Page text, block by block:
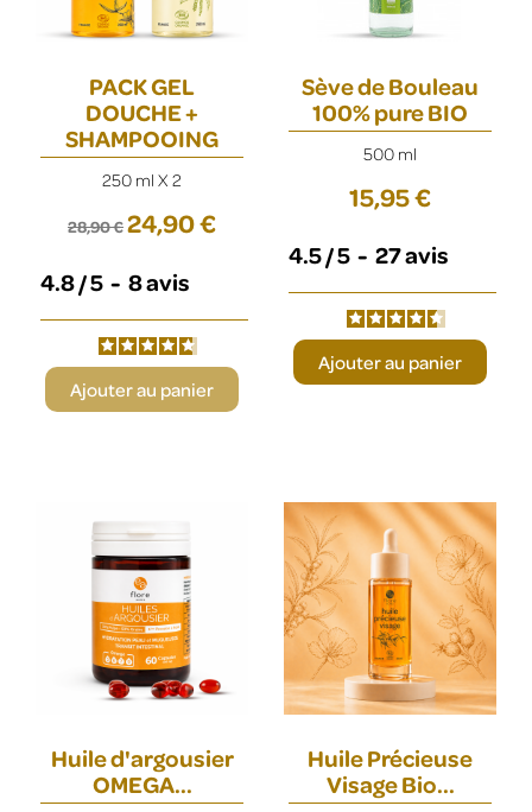
PACK GEL
DOUCHE +
SHAMPOOING
250 ml X 2
28,90 €24,90 €
4.8/5 - 8avis
Ajouter au panier
Sève de Bouleau
100% pure BIO
500 ml
15,95 €
4.5/5 - 27avis
Ajouter au panier
Huile d'argousier
OMEGA...
Huile Précieuse
Visage Bio...